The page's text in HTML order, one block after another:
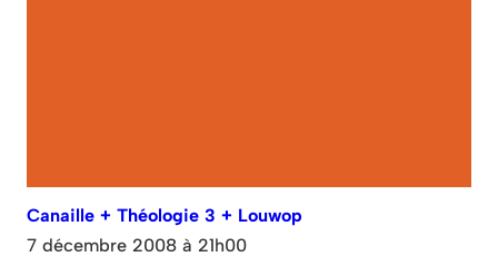
Canaille + Théologie 3 + Louwop
7 décembre 2008 à 21h00